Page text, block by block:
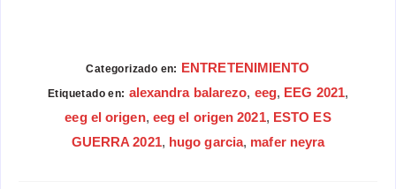
Categorizado en: ENTRETENIMIENTO
Etiquetado en: alexandra balarezo, eeg, EEG 2021,
eeg el origen, eeg el origen 2021, ESTO ES
GUERRA 2021, hugo garcia, mafer neyra